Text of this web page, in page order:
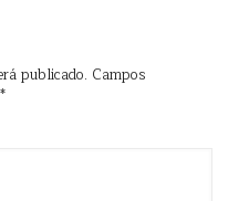
publicado. Campos
*